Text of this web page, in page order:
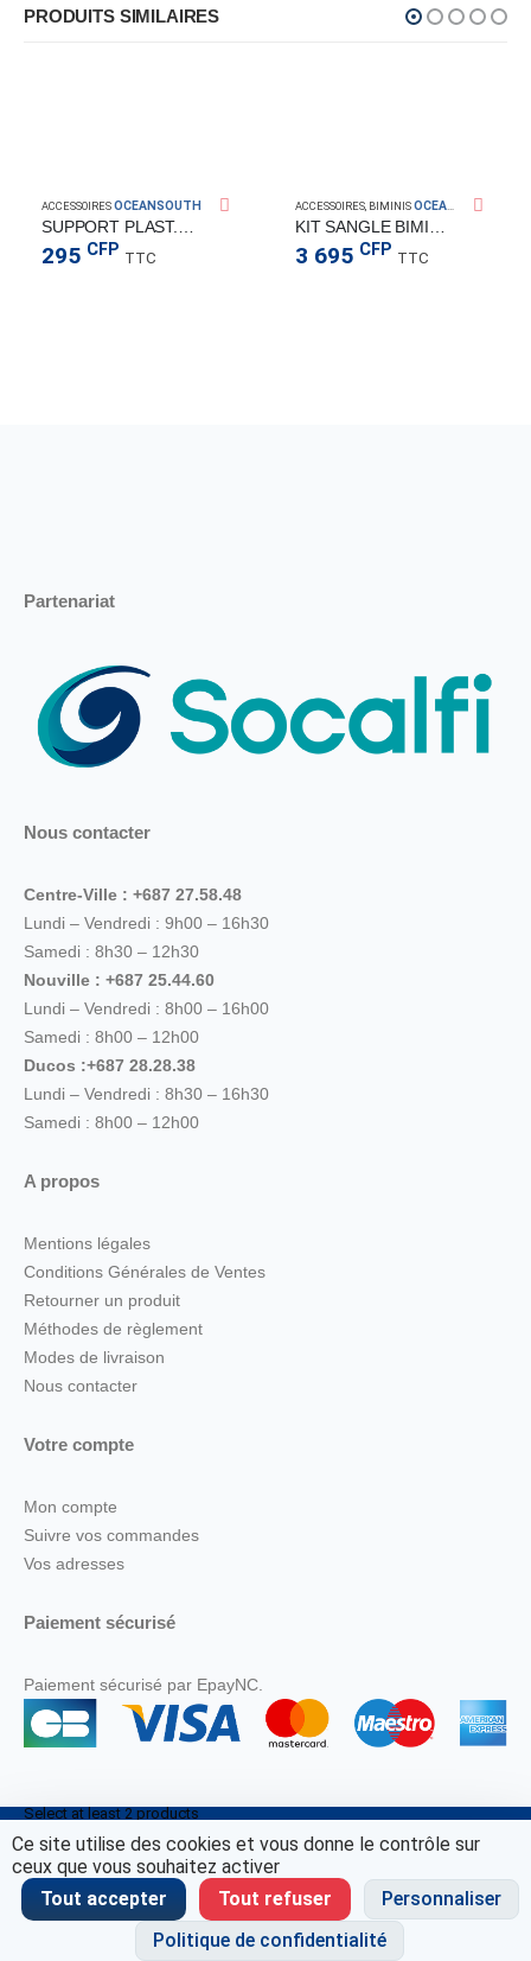
PRODUITS SIMILAIRES
ACCESSOIRESOCEANSOUTH
295 CFP TTC
ACCESSOIRES BIMINISOCEANSOUTH
3 695 CFP TTC
Partenariat
Nous contacter
Centre-Ville : +687 27.58.48
Lundi – Vendredi : 9h00 – 16h30
Samedi : 8h30 – 12h30
Nouville : +687 25.44.60
Lundi – Vendredi : 8h00 – 16h00
Samedi : 8h00 – 12h00
Ducos :+687 28.28.38
Lundi – Vendredi : 8h30 – 16h30
Samedi : 8h00 – 12h00
A propos
Mentions légales
Conditions Générales de Ventes
Retourner un produit
Méthodes de règlement
Modes de livraison
Nous contacter
Votre compte
Mon compte
Suivre vos commandes
Vos adresses
Paiement sécurisé
Paiement sécurisé par EpayNC.
Select at least 2 products
to compare
View comparison
Ce site utilise des cookies et vous donne le contrôle sur
ceux que vous souhaitez activer
Tout accepter
Tout refuser
Personnaliser
Politique de confidentialité